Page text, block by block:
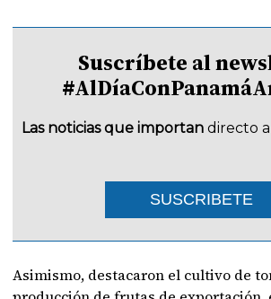
Suscríbete al
Las noticias que importan directo
SUSCRIBETE
Asimismo, destacaron el cultivo de